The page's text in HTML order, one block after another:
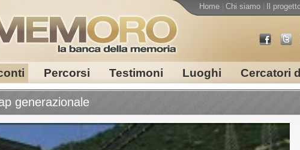
Percorsi Testimoni Luoghi Cercatori
Home Chi siamo Il
generazionale